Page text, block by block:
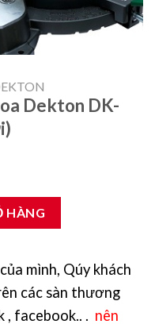
Dekton DK-
CN255CR ( chưa có lưỡi)
HÀNG
mình, Qúy khách
các sàn thương
, facebook.. . nên